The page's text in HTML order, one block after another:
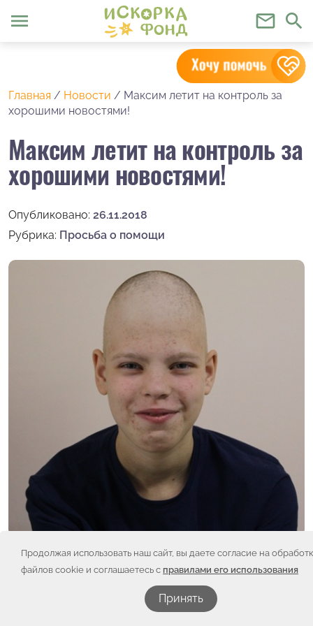
Продолжая использовать наш сайт, вы даете согласие на
файлов cookie и соглашаетесь с правилами его использования
Принять
menu mail_outline search
Главная / Новости / Максим летит на контроль за
хорошими новостями!
Максим летит на контроль за
хорошими новостями!
Опубликовано: 26.11.2018
Рубрика: Просьба о помощи
Друзья, уже больше года прошло после того, как